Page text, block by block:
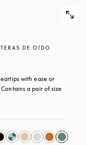
DE OÍDO
with ease or
a pair of size